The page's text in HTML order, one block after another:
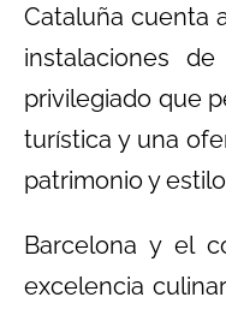
Cataluña cuenta
instalaciones
privilegiado que
turística y una
patrimonio y
Barcelona y el
excelencia